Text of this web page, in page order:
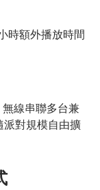
時額外播放時間
無線串聯多台兼
派對規模自由擴